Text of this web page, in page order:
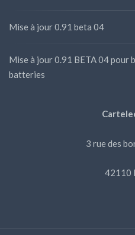
Mise à jour 0.91 beta 04
Mise à jour 0.91 BETA 04 pour
batteries
3 rue des
42110